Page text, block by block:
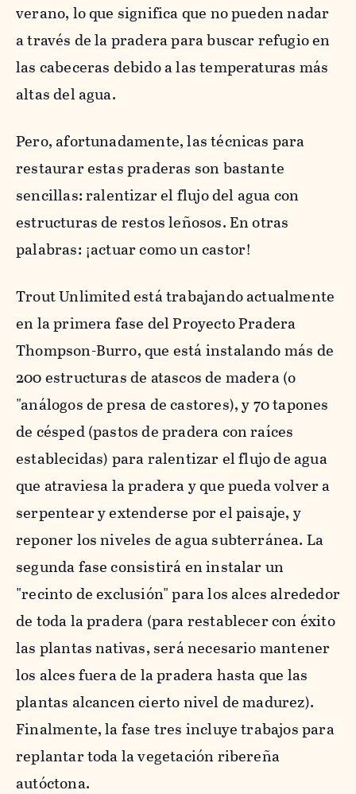
verano, lo que significa que no pueden nadar
a través de la pradera para buscar refugio en
las cabeceras debido a las temperaturas más
altas del agua.
Pero, afortunadamente, las técnicas para
restaurar estas praderas son bastante
sencillas: ralentizar el flujo del agua con
estructuras de restos leñosos. En otras
palabras: ¡actuar como un castor!
Trout Unlimited está trabajando actualmente
en la primera fase del Proyecto Pradera
Thompson-Burro, que está instalando más de
200 estructuras de atascos de madera (o
"análogos de presa de castores), y 70 tapones
de césped (pastos de pradera con raíces
establecidas) para ralentizar el flujo de agua
que atraviesa la pradera y que pueda volver a
serpentear y extenderse por el paisaje, y
reponer los niveles de agua subterránea. La
segunda fase consistirá en instalar un
"recinto de exclusión" para los alces alrededor
de toda la pradera (para restablecer con éxito
las plantas nativas, será necesario mantener
los alces fuera de la pradera hasta que las
plantas alcancen cierto nivel de madurez).
Finalmente, la fase tres incluye trabajos para
replantar toda la vegetación ribereña
autóctona.